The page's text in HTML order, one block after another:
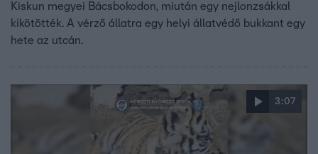
Kiskun megyei Bácsbokodon, miután egy nejlonzsákkal
kikötötték. A vérző állatra egy helyi állatvédő bukkant egy
hete az utcán.
3:07